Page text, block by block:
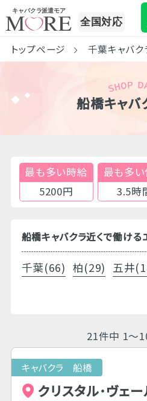
キャバクラ派遣モア
全国対応
トップページ 千葉キャバク
船橋キャバ
最も多い時給
5200円
最も多
3.5時
船橋キャバクラ近くで働ける
千葉(66) 柏(29) 五井
21件中 1～
キャバクラ 船橋
クリスタル･ヴェ